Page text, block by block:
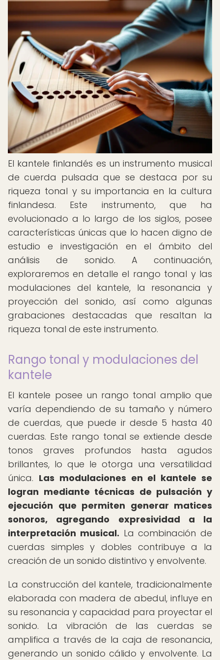
El kantele finlandés es un instrumento musical
de cuerda pulsada que se destaca por su
riqueza tonal y su importancia en la cultura
finlandesa. Este instrumento, que ha
evolucionado a lo largo de los siglos, posee
características únicas que lo hacen digno de
estudio e investigación en el ámbito del
análisis de sonido. A continuación,
exploraremos en detalle el rango tonal y las
modulaciones del kantele, la resonancia y
proyección del sonido, así como algunas
grabaciones destacadas que resaltan la
riqueza tonal de este instrumento.
Rango tonal y modulaciones del
kantele
El kantele posee un rango tonal amplio que
varía dependiendo de su tamaño y número
de cuerdas, que puede ir desde 5 hasta 40
cuerdas. Este rango tonal se extiende desde
tonos graves profundos hasta agudos
brillantes, lo que le otorga una versatilidad
única. Las modulaciones en el kantele se
logran mediante técnicas de pulsación y
ejecución que permiten generar matices
sonoros, agregando expresividad a la
interpretación musical. La combinación de
cuerdas simples y dobles contribuye a la
creación de un sonido distintivo y envolvente.
La construcción del kantele, tradicionalmente
elaborada con madera de abedul, influye en
su resonancia y capacidad para proyectar el
sonido. La vibración de las cuerdas se
amplifica a través de la caja de resonancia,
generando un sonido cálido y envolvente. La